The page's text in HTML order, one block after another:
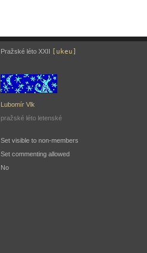
Pražské léto XXII [ukeu]
Lubomír Vlk
pražské léto letenské
Set visible to non-members
Set commenting allowed
No